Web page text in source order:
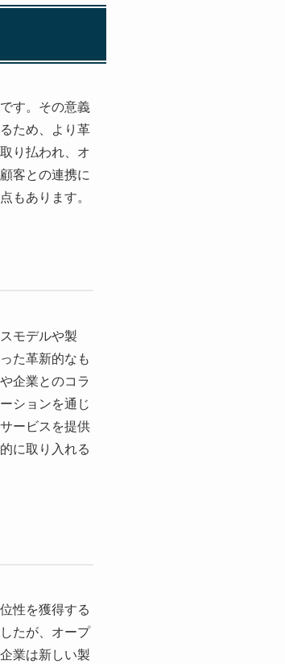
す。その意義
ため、より革
り払われ、オ
客との連携に
もあります。
モデルや製
た革新的なも
企業とのコラ
ションを通じ
ービスを提供
に取り入れる
性を獲得する
たが、オープ
業は新しい製